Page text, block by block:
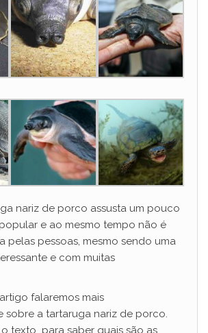
nariz de porco assusta um pouco
e ao mesmo tempo não é
pelas pessoas, mesmo sendo uma
e com muitas
falaremos mais
sobre a tartaruga nariz de porco.
texto para saber quais são as